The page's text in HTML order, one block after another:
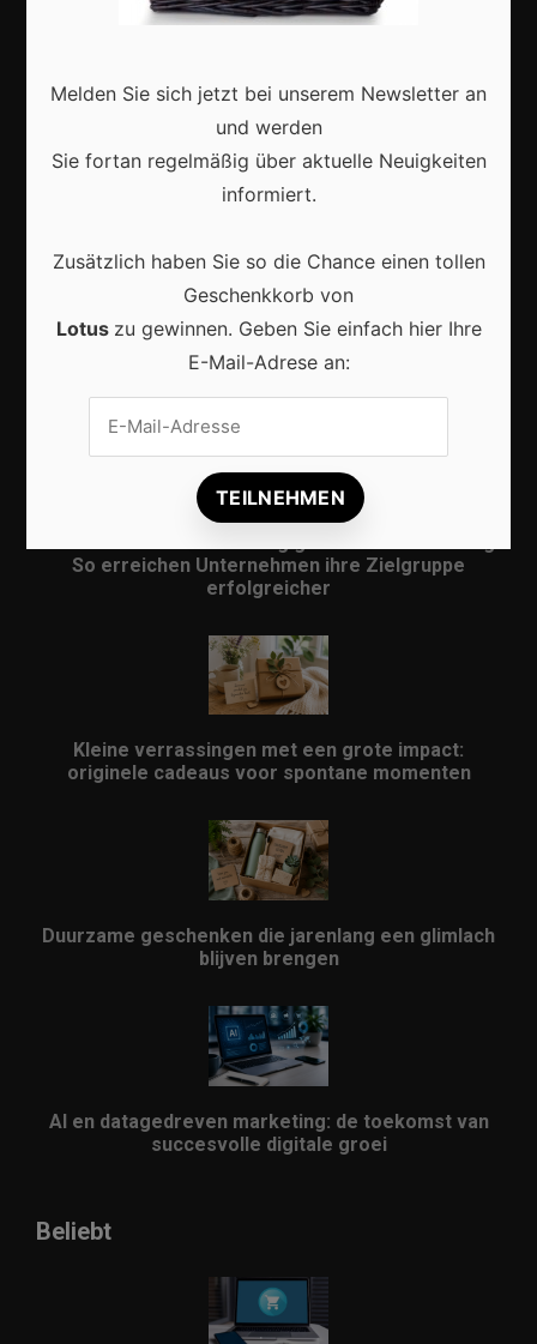
Produkte
Lokale Suchmaschinenoptimierung bleibt der
So erreichen Unternehmen ihre Zielgruppe
erfolgreicher
Kleine verrassingen met een grote impact:
originele cadeaus voor spontane momenten
Duurzame geschenken die jarenlang een glimlach
blijven brengen
AI en datagedreven marketing: de toekomst van
succesvolle digitale groei
Beliebt
Melden Sie sich jetzt bei unserem Newsletter an
und werden
Sie fortan regelmäßig über aktuelle Neuigkeiten
informiert.
Zusätzlich haben Sie so die Chance einen tollen
Geschenkkorb von
Lotus zu gewinnen. Geben Sie einfach hier Ihre
E-Mail-Adrese an: